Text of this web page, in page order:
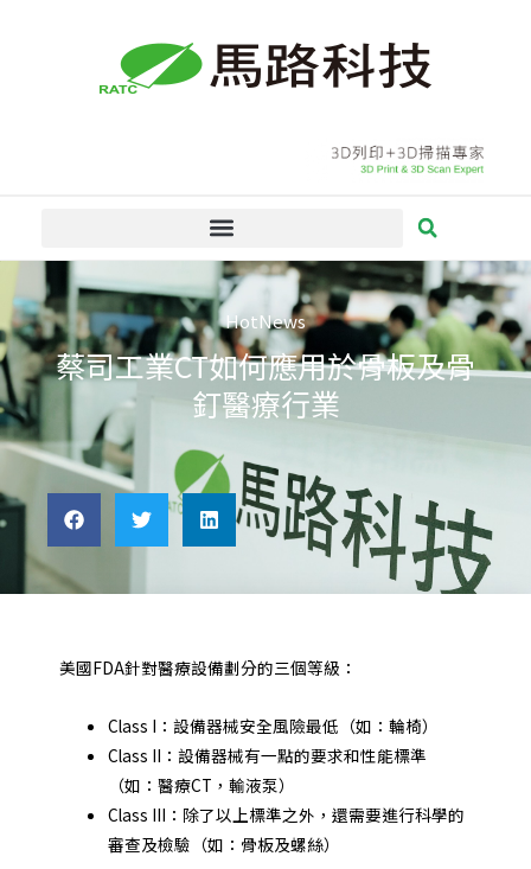
HotNews
蔡司工業CT如何應用於骨板及骨
釘醫療行業
美國FDA針對醫療設備劃分的三個等級：
Class I：設備器械安全風險最低（如：輪椅）
Class II：設備器械有一點的要求和性能標準
（如：醫療CT，輸液泵）
Class III：除了以上標準之外，還需要進行科學的
審查及檢驗（如：骨板及螺絲）